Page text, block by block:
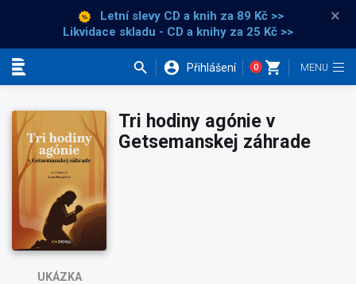
Letní slevy CD a knih za 89 Kč >>
Likvidace skladu - CD a knihy za 25 Kč >>
×
Přihlášení 0
UKÁZKA
Tri hodiny agónie v
Getsemanskej záhrade